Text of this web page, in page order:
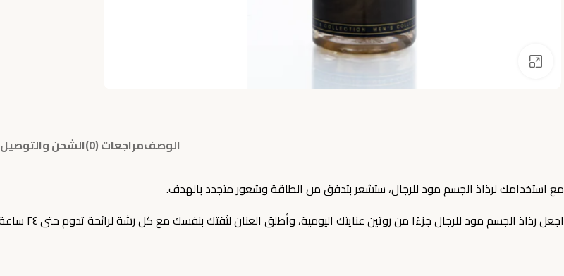
الوصفمراجعات (0) الشحن والتوصيل
مع استخدامك لرذاذ الجسم مود للرجال، ستشعر بتدفق من الطاقة وشعور متجدد بالهدف.
اجعل رذاذ الجسم مود للرجال جزءًا من روتين عنايتك اليومية، وأطلق العنان لثقتك بنفسك مع كل رشة لرائحة تدوم حتى ٢٤ ساعة.